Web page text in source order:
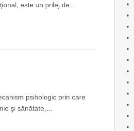
este un prilej de…
psihologic prin care
şi sănătate,…